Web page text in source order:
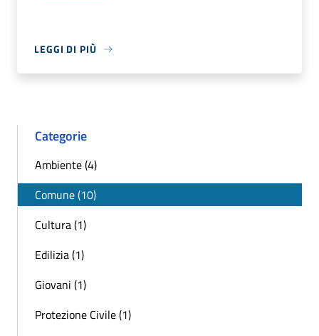
LEGGI DI PIÙ
Categorie
Ambiente (4)
Comune (10)
Cultura (1)
Edilizia (1)
Giovani (1)
Protezione Civile (1)